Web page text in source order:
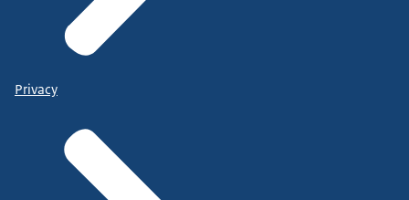
Privacy